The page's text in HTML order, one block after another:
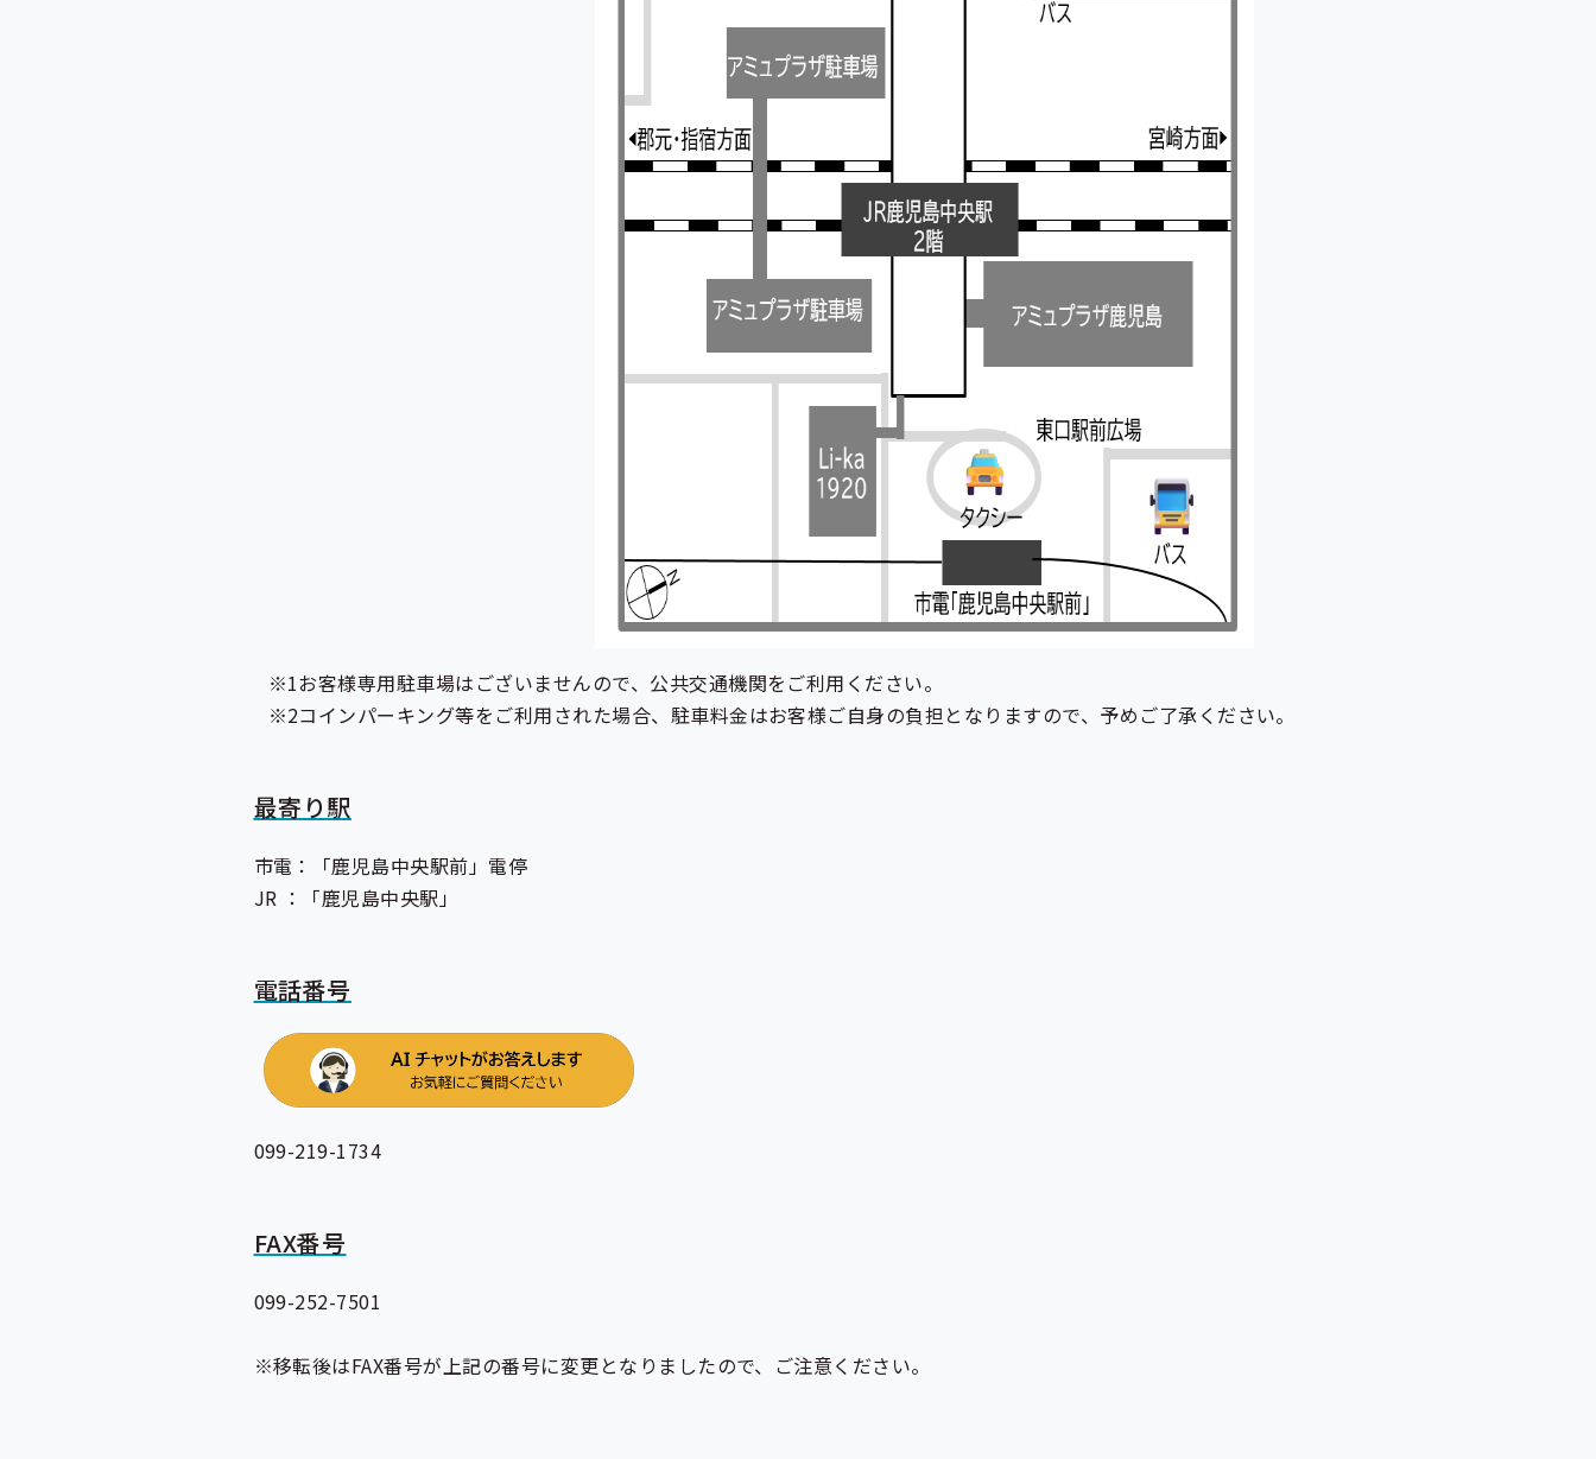
お客様専用駐車場はございませんので、公共交通機関をご利用ください。
コインパーキング等をご利用された場合、駐車料金はお客様ご自身の負担となりますので、予めご了承ください。
最寄り駅
市電：「鹿児島中央駅前」電停
JR ：「鹿児島中央駅」
電話番号
099-219-1734
FAX番号
099-252-7501
※移転後はFAX番号が上記の番号に変更となりましたので、ご注意ください。